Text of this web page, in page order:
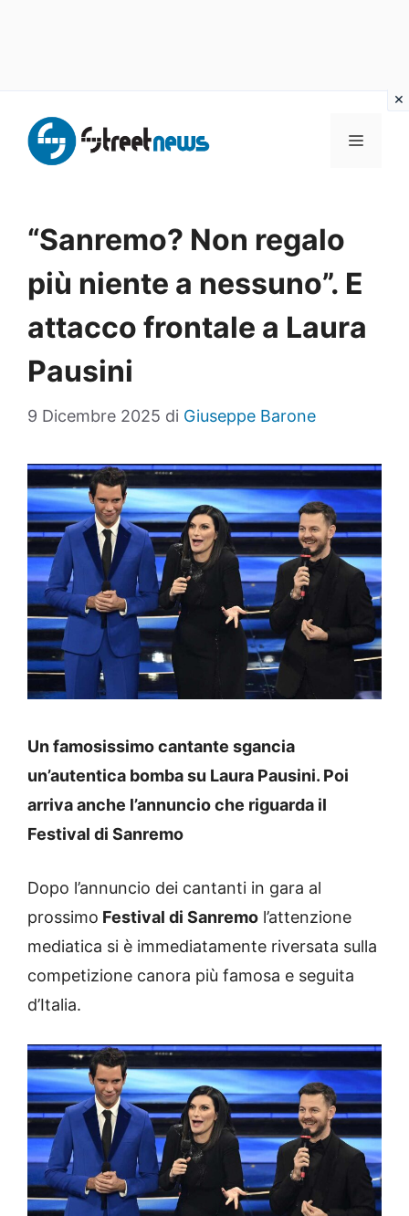
contenuto
MENU
“Sanremo? Non regalo
più niente a nessuno”. E
attacco frontale a Laura
Pausini
9 Dicembre 2025 di Giuseppe Barone
Un famosissimo cantante sgancia
un’autentica bomba su Laura Pausini. Poi
arriva anche l’annuncio che riguarda il
Festival di Sanremo
Dopo l’annuncio dei cantanti in gara al
prossimo Festival di Sanremo l’attenzione
mediatica si è immediatamente riversata sulla
competizione canora più famosa e seguita
d’Italia.